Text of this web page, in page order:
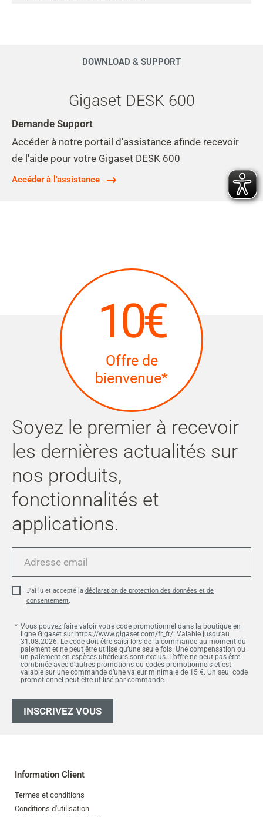
DOWNLOAD & SUPPORT
Gigaset DESK 600
Demande Support
Accéder à notre portail d'assistance afinde recevoir
de l'aide pour votre Gigaset DESK 600
Accéder à l'assistance
10€
Offre de
bienvenue*
Soyez le premier à recevoir
les dernières actualités sur
nos produits,
fonctionnalités et
applications.
email
J'ai lu et accepté la déclaration de protection des données et de
consentement.
Vous pouvez faire valoir votre code promotionnel dans la boutique en
ligne Gigaset sur https://www.gigaset.com/fr_fr/. Valable jusqu’au
31.08.2026. Le code doit être saisi lors de la commande au moment du
paiement et ne peut être utilisé qu’une seule fois. Une compensation ou
un paiement en espèces ultérieurs sont exclus. L’offre ne peut pas être
combinée avec d’autres promotions ou codes promotionnels et est
valable sur une commande d’une valeur minimale de 15 €. Un seul code
promotionnel peut être utilisé par commande.
INSCRIVEZ VOUS
Information Client
Termes et conditions
Conditions d'utilisation